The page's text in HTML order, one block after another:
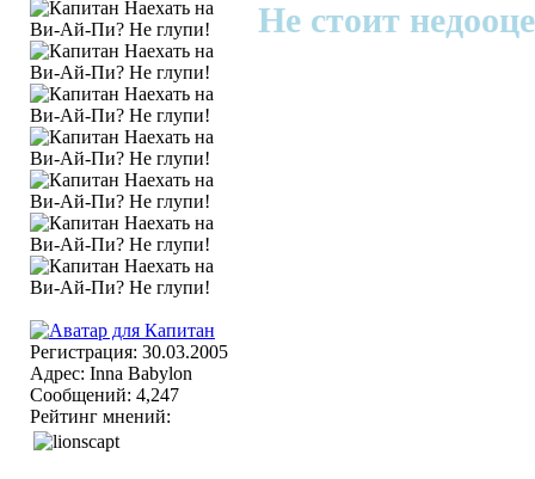
Регистрация: 30.03.2005
Адрес: Inna Babylon
Сообщений: 4,247
Рейтинг мнений:
Не стоит